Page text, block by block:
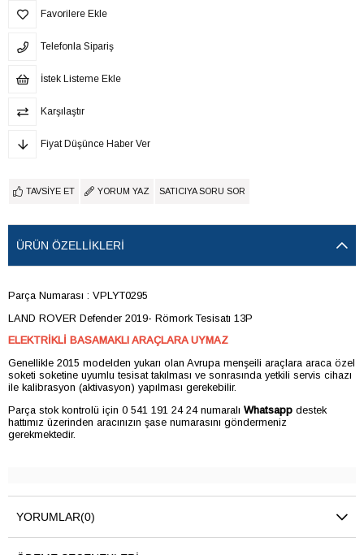
Favorilere Ekle
Telefonla Sipariş
İstek Listeme Ekle
Karşılaştır
Fiyat Düşünce Haber Ver
TAVSIYE ET YORUM YAZ SATICIYA SORU SOR
ÜRÜN ÖZELLIKLERI
Parça Numarası : VPLYT0295
LAND ROVER Defender 2019- Römork Tesisatı 13P
ELEKTRİKLİ BASAMAKLI ARAÇLARA UYMAZ
Genellikle 2015 modelden yukarı olan Avrupa menşeili araçlara araca özel
soketi soketine uyumlu tesisat takılması ve sonrasında yetkili servis cihazı
ile kalibrasyon (aktivasyon) yapılması gerekebilir.
Parça stok kontrolü için 0 541 191 24 24 numaralı Whatsapp destek
hattımız üzerinden aracınızın şase numarasını göndermeniz
gerekmektedir.
YORUMLAR(0)